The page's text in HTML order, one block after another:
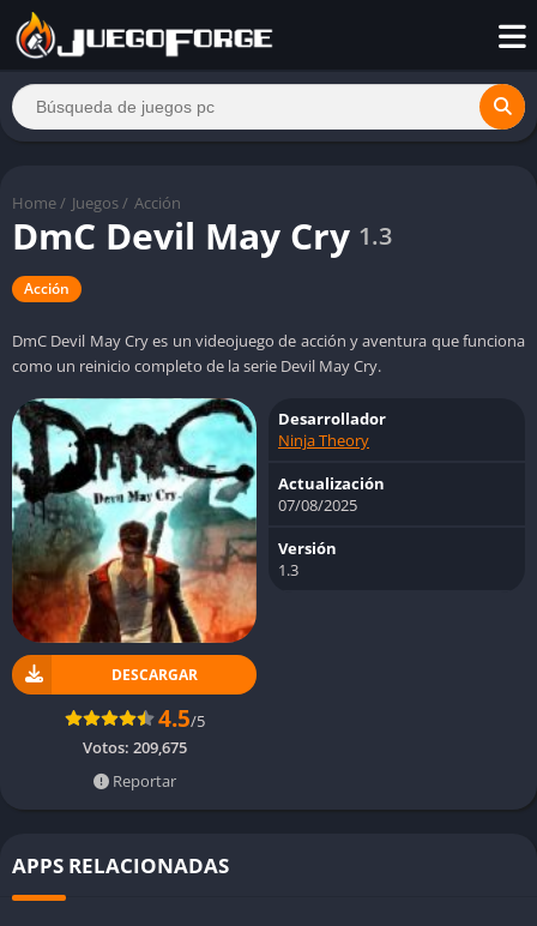
Home / Juegos / Acción
DmC Devil May Cry 1.3
Acción
DmC Devil May Cry es un videojuego de acción y aventura que funciona
como un reinicio completo de la serie Devil May Cry.
DESCARGAR
4.5/5
Votos: 209,675
Reportar
Desarrollador
Ninja Theory
Actualización
07/08/2025
Versión
1.3
APPS RELACIONADAS